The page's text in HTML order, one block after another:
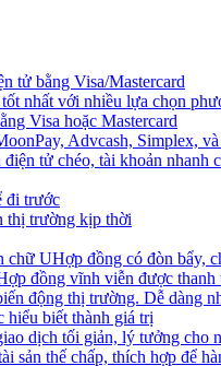
tử bằng Visa/Mastercard
nhất với nhiều lựa chọn
Visa hoặc Mastercard
Advcash, Simplex,
tử chéo, tài khoản nhanh
đi trước
thị trường kịp thời
chữ UHợp đồng có đòn bẩy,
đồng vĩnh viễn được thanh
động thị trường. Dễ dàng
hiểu biết thành giá trị
dịch tối giản, lý tưởng cho
sản thế chấp, thích hợp để